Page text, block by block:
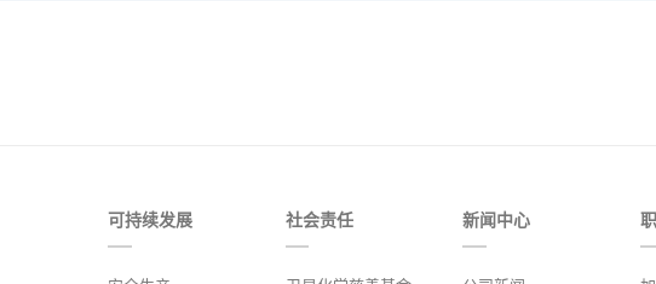
可持续发展 社会责任 新闻中心